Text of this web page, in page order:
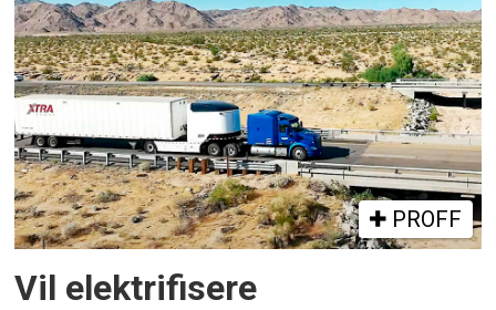
PROFF
Vil elektrifisere